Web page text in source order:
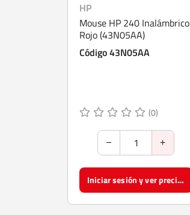
HP
Mouse HP 240 Inalámbrico
Rojo (43N05AA)
Código 43N05AA
(0)
Iniciar sesión y ver precios